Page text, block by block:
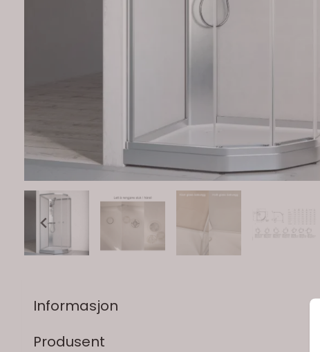
Informasjon
Produsent